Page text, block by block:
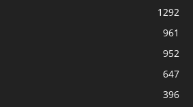
1292
961
952
647
396